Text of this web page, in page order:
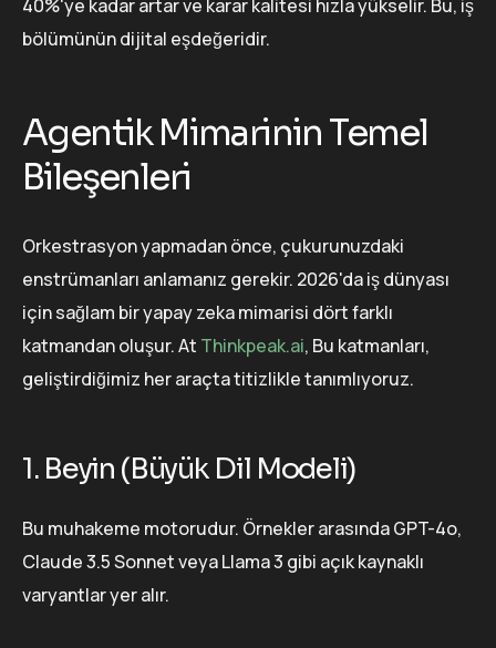
40%'ye kadar artar ve karar kalitesi hızla yükselir. Bu, iş
bölümünün dijital eşdeğeridir.
Agentik Mimarinin Temel
Bileşenleri
Orkestrasyon yapmadan önce, çukurunuzdaki
enstrümanları anlamanız gerekir. 2026'da iş dünyası
için sağlam bir yapay zeka mimarisi dört farklı
katmandan oluşur. At Thinkpeak.ai, Bu katmanları,
geliştirdiğimiz her araçta titizlikle tanımlıyoruz.
1. Beyin (Büyük Dil Modeli)
Bu muhakeme motorudur. Örnekler arasında GPT-4o,
Claude 3.5 Sonnet veya Llama 3 gibi açık kaynaklı
varyantlar yer alır.